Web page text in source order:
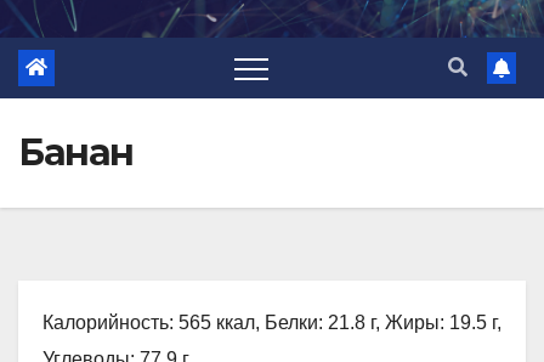
Банан
Калорийность: 565 ккал, Белки: 21.8 г, Жиры: 19.5 г,